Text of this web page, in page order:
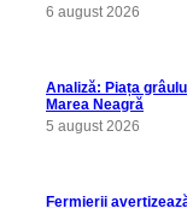
6 august 2026
Analiză: Piața
Marea Neagră
5 august 2026
Fermierii